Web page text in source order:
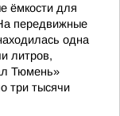
ёмкости для
передвижные
одна
литров,
Тюмень»
три тысячи